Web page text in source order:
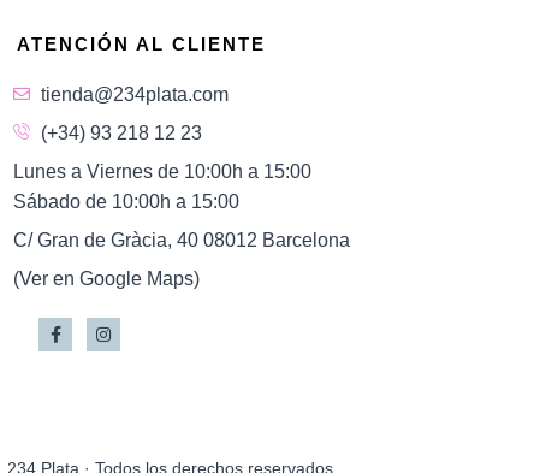
ATENCIÓN AL CLIENTE
tienda@234plata.com
(+34) 93 218 12 23
Lunes a Viernes de 10:00h a 15:00
Sábado de 10:00h a 15:00
C/ Gran de Gràcia, 40 08012 Barcelona
(Ver en Google Maps)
234 Plata · Todos los derechos reservados